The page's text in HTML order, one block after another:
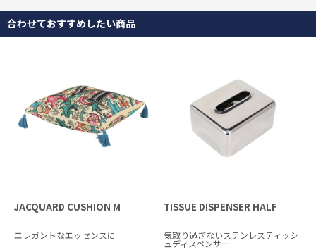
合わせておすすめしたい商品
JACQUARD CUSHION M
エレガントなエッセンスに
TISSUE DISPENSER HALF
気取り過ぎないステンレスティッシ
ュディスペンサー